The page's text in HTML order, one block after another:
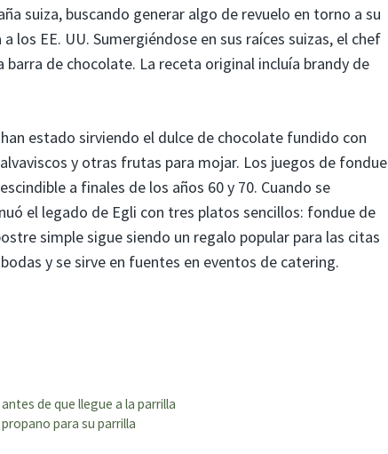
suiza, buscando generar algo de revuelo en torno a su
los EE. UU. Sumergiéndose en sus raíces suizas, el chef
de chocolate. La receta original incluía brandy de
estado sirviendo el dulce de chocolate fundido con
y otras frutas para mojar. Los juegos de fondue
a finales de los años 60 y 70. Cuando se
el legado de Egli con tres platos sencillos: fondue de
simple sigue siendo un regalo popular para las citas
y se sirve en fuentes en eventos de catering.
de que llegue a la parrilla
para su parrilla